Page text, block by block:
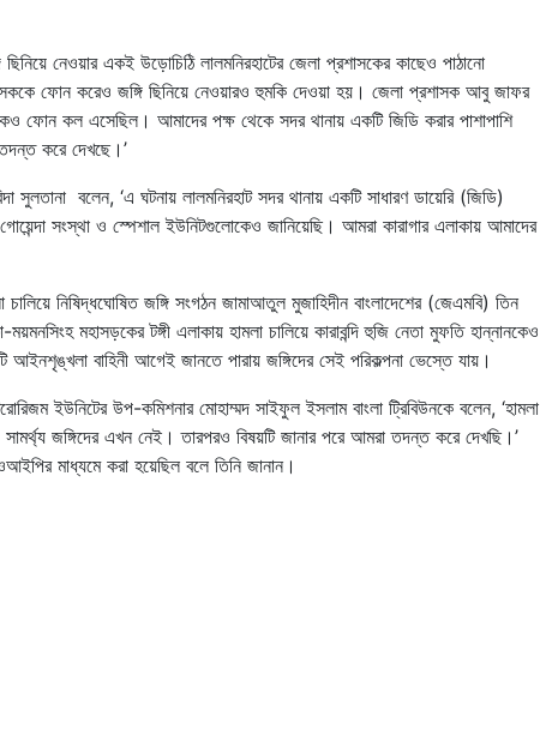
নেওয়ার একই উড়োচিঠি লালমনিরহাটের জেলা প্রশাসকের কাছেও পাঠানো
ফোন করেও জঙ্গি ছিনিয়ে নেওয়ারও হুমকি দেওয়া হয়। জেলা প্রশাসক আবু জাফর
ফোন কল এসেছিল। আমাদের পক্ষ থেকে সদর থানায় একটি জিডি করার পাশাপাশি
তদন্ত করে দেখছে।’
সুলতানা বলেন, ‘এ ঘটনায় লালমনিরহাট সদর থানায় একটি সাধারণ ডায়েরি (জিডি)
সংস্থা ও স্পেশাল ইউনিটগুলোকেও জানিয়েছি। আমরা কারাগার এলাকায় আমাদের
নিষিদ্ধঘোষিত জঙ্গি সংগঠন জামাআতুল মুজাহিদীন বাংলাদেশের (জেএমবি) তিন
মহাসড়কের টঙ্গী এলাকায় হামলা চালিয়ে কারাবন্দি হুজি নেতা মুফতি হান্নানকেও
আইনশৃঙ্খলা বাহিনী আগেই জানতে পারায় জঙ্গিদের সেই পরিকল্পনা ভেস্তে যায়।
ইউনিটের উপ-কমিশনার মোহাম্মদ সাইফুল ইসলাম বাংলা ট্রিবিউনকে বলেন, ‘হামলা
জঙ্গিদের এখন নেই। তারপরও বিষয়টি জানার পরে আমরা তদন্ত করে দেখছি।’
মাধ্যমে করা হয়েছিল বলে তিনি জানান।